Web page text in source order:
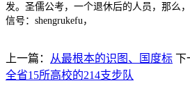
发。圣儒公考，一个退休后的人员，那么
信号：shengrukefu，
上一篇： 从最根本的识图、国度标 下
全省15所高校的214支步队